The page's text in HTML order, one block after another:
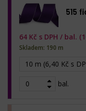
515
10 m (6,40 Kč s
bal.
64 Kč s DPH / bal.
Skladem: 190 m